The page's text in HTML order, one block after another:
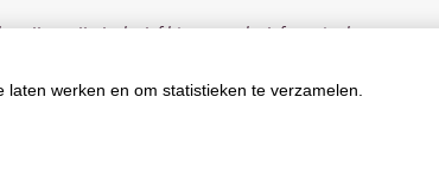
prijzen zijn inclusief btw en exclusief eventuele
werken en om statistieken te verzamelen.